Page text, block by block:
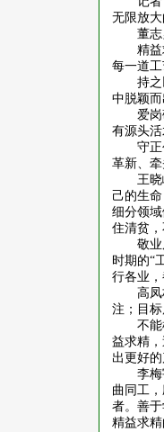
无限放
董
精
每一道
持
中脱颖
爱岗
有源头
守
革新、
王
己的生
细分领
住清贫，
敬
时期的“
行各业，
高
注；目标
不
益求精
出更好
李
曲同工
者。善
精益求